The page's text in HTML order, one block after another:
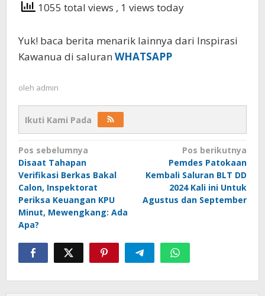
1055 total views , 1 views today
Yuk! baca berita menarik lainnya dari Inspirasi
Kawanua di saluran WHATSAPP
oleh admin
Ikuti Kami Pada
Navigasi
pos
Pos sebelumnya
Disaat Tahapan
Verifikasi Berkas Bakal
Calon, Inspektorat
Periksa Keuangan KPU
Minut, Mewengkang: Ada
Apa?
Pos berikutnya
Pemdes Patokaan
Kembali Saluran BLT DD
2024 Kali ini Untuk
Agustus dan September